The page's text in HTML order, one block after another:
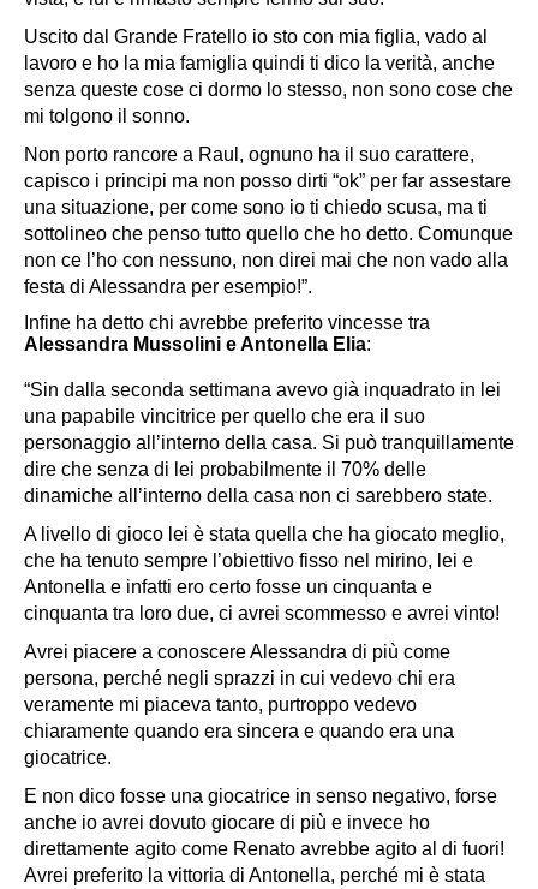
Uscito dal Grande Fratello io sto con mia figlia, vado al
lavoro e ho la mia famiglia quindi ti dico la verità, anche
senza queste cose ci dormo lo stesso, non sono cose che
mi tolgono il sonno.
Non porto rancore a Raul, ognuno ha il suo carattere,
capisco i principi ma non posso dirti “ok” per far assestare
una situazione, per come sono io ti chiedo scusa, ma ti
sottolineo che penso tutto quello che ho detto. Comunque
non ce l’ho con nessuno, non direi mai che non vado alla
festa di Alessandra per esempio!”.
Infine ha detto chi avrebbe preferito vincesse tra
Alessandra Mussolini e Antonella Elia:
“Sin dalla seconda settimana avevo già inquadrato in lei
una papabile vincitrice per quello che era il suo
personaggio all’interno della casa. Si può tranquillamente
dire che senza di lei probabilmente il 70% delle
dinamiche all’interno della casa non ci sarebbero state.
A livello di gioco lei è stata quella che ha giocato meglio,
che ha tenuto sempre l’obiettivo fisso nel mirino, lei e
Antonella e infatti ero certo fosse un cinquanta e
cinquanta tra loro due, ci avrei scommesso e avrei vinto!
Avrei piacere a conoscere Alessandra di più come
persona, perché negli sprazzi in cui vedevo chi era
veramente mi piaceva tanto, purtroppo vedevo
chiaramente quando era sincera e quando era una
giocatrice.
E non dico fosse una giocatrice in senso negativo, forse
anche io avrei dovuto giocare di più e invece ho
direttamente agito come Renato avrebbe agito al di fuori!
Avrei preferito la vittoria di Antonella, perché mi è stata